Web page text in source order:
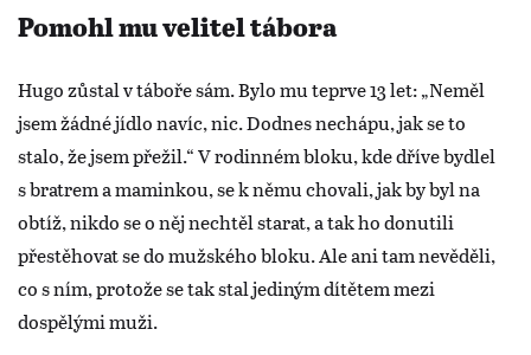
Pomohl mu velitel tábora
Hugo zůstal v táboře sám. Bylo mu teprve 13 let: „Neměl
jsem žádné jídlo navíc, nic. Dodnes nechápu, jak se to
stalo, že jsem přežil.“ V rodinném bloku, kde dříve bydlel
s bratrem a maminkou, se k němu chovali, jak by byl na
obtíž, nikdo se o něj nechtěl starat, a tak ho donutili
přestěhovat se do mužského bloku. Ale ani tam nevěděli,
co s ním, protože se tak stal jediným dítětem mezi
dospělými muži.